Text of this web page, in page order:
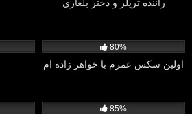
راننده تریلر و دختر بلغاری
80%
اولین سکس عمرم با خواهر زاده ام
85%